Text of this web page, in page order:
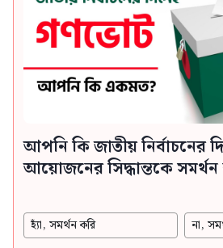
আপনি কি জাতীয় নির্বাচনের
আয়োজনের সিদ্ধান্তকে
হ্যাঁ, সমর্থন করি না,